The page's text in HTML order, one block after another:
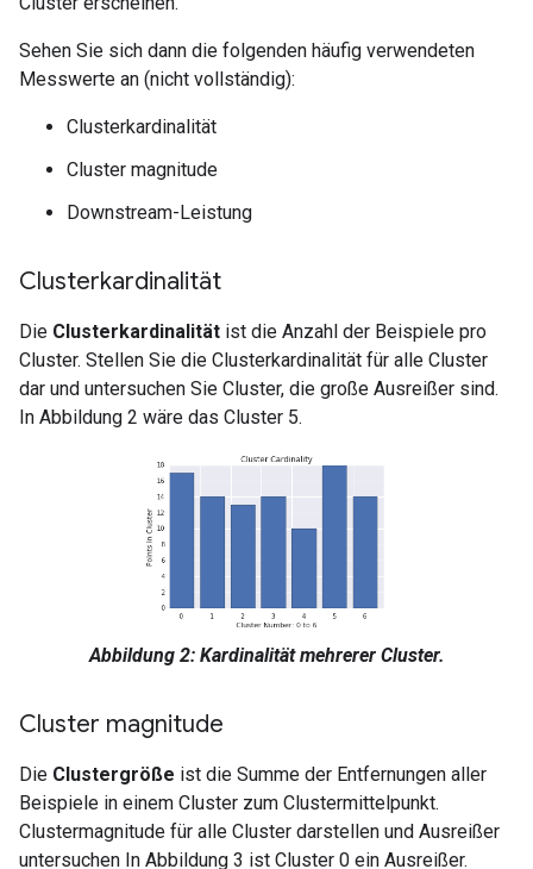
Sehen Sie sich dann die folgenden häufig verwendeten
Messwerte an (nicht vollständig):
Clusterkardinalität
Cluster magnitude
Downstream-Leistung
Clusterkardinalität
Die Clusterkardinalität ist die Anzahl der Beispiele pro
Cluster. Stellen Sie die Clusterkardinalität für alle Cluster
dar und untersuchen Sie Cluster, die große Ausreißer sind.
In Abbildung 2 wäre das Cluster 5.
Abbildung 2: Kardinalität mehrerer Cluster.
Cluster magnitude
Die Clustergröße ist die Summe der Entfernungen aller
Beispiele in einem Cluster zum Clustermittelpunkt.
Clustermagnitude für alle Cluster darstellen und Ausreißer
untersuchen In Abbildung 3 ist Cluster 0 ein Ausreißer.